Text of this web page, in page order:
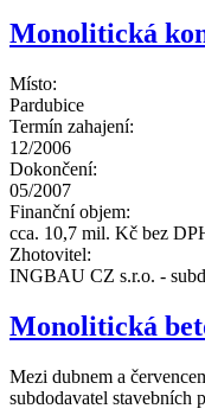
Monolitická
Místo:
Pardubice
Termín zahajení:
12/2006
Dokončení:
05/2007
Finanční objem:
cca. 10,7 mil. Kč bez
Zhotovitel:
INGBAU CZ s.r.o. -
Monolitická
Mezi dubnem a
subdodavatel stavebních